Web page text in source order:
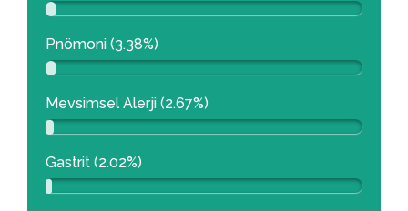
Pnömoni (3.38%)
Mevsimsel Alerji (2.67%)
Gastrit (2.02%)